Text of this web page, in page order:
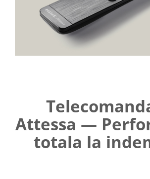
Attessa —
totala la